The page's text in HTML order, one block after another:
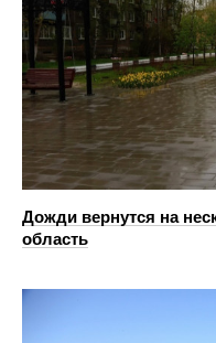
Дожди вернутся на
область